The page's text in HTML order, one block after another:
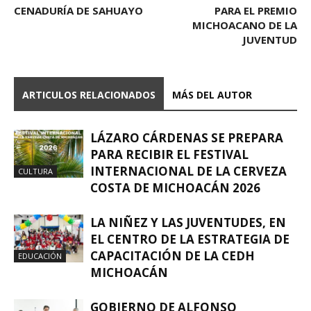
CENADURÍA DE SAHUAYO
PARA EL PREMIO
MICHOACANO DE LA
JUVENTUD
ARTICULOS RELACIONADOS MÁS DEL AUTOR
CULTURA
LÁZARO CÁRDENAS SE PREPARA
PARA RECIBIR EL FESTIVAL
INTERNACIONAL DE LA CERVEZA
COSTA DE MICHOACÁN 2026
EDUCACIÓN
LA NIÑEZ Y LAS JUVENTUDES, EN
EL CENTRO DE LA ESTRATEGIA DE
CAPACITACIÓN DE LA CEDH
MICHOACÁN
GOBIERNO DE ALFONSO